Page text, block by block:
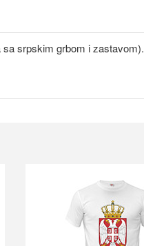
srpskim grbom i zastavom).